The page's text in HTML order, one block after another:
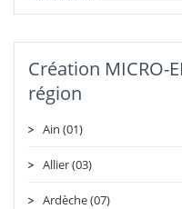
Création MICRO-
région
Ain (01)
Allier (03)
Ardèche (07)